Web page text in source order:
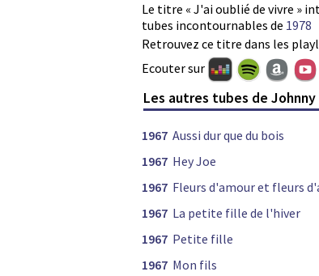
Le titre « J'ai oublié de vivre »
tubes incontournables de 1978
Retrouvez ce titre dans les
Ecouter sur
Les autres tubes de
1967 Aussi dur que du bois
1967 Hey Joe
1967 Fleurs d'amour et fleurs
1967 La petite fille de l'hiver
1967 Petite fille
1967 Mon fils